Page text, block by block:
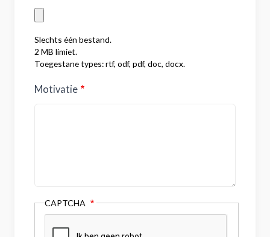
Slechts één bestand.
2 MB limiet.
Toegestane types: rtf, odf, pdf, doc, docx.
Motivatie
CAPTCHA